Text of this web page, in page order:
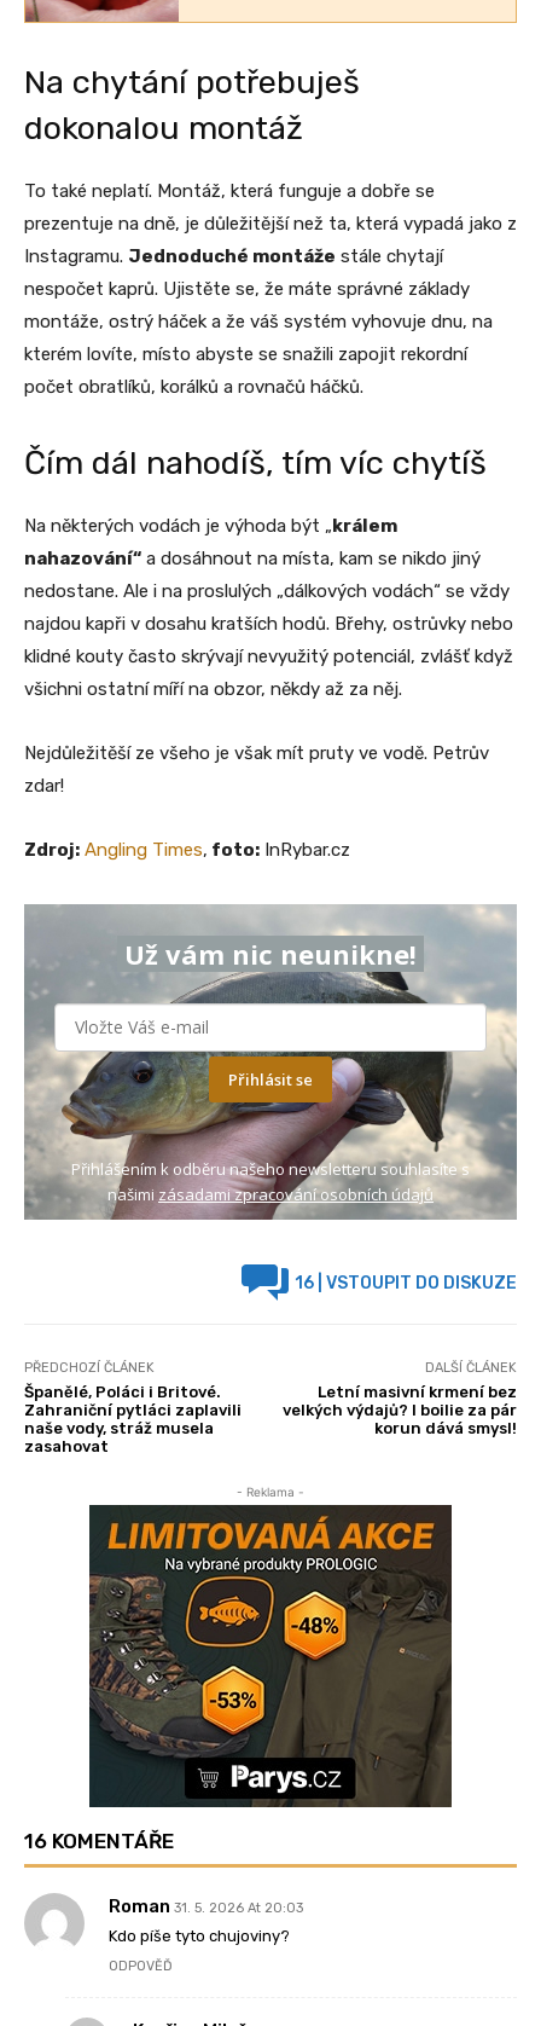
Na chytání potřebuješ
dokonalou montáž
To také neplatí. Montáž, která funguje a dobře se
prezentuje na dně, je důležitější než ta, která vypadá jako z
Instagramu. Jednoduché montáže stále chytají
nespočet kaprů. Ujistěte se, že máte správné základy
montáže, ostrý háček a že váš systém vyhovuje dnu, na
kterém lovíte, místo abyste se snažili zapojit rekordní
počet obratlíků, korálků a rovnačů háčků.
Čím dál nahodíš, tím víc chytíš
Na některých vodách je výhoda být „králem
nahazování“ a dosáhnout na místa, kam se nikdo jiný
nedostane. Ale i na proslulých „dálkových vodách“ se vždy
najdou kapři v dosahu kratších hodů. Břehy, ostrůvky nebo
klidné kouty často skrývají nevyužitý potenciál, zvlášť když
všichni ostatní míří na obzor, někdy až za něj.
Nejdůležitěší ze všeho je však mít pruty ve vodě. Petrův
zdar!
Zdroj: Angling Times, foto: InRybar.cz
Už vám nic neunikne!
Přihlásit se
Přihlášením k odběru našeho newsletteru souhlasíte s
našimi zásadami zpracování osobních údajů
16 | VSTOUPIT DO DISKUZE
PŘEDCHOZÍ ČLÁNEK
Španělé, Poláci i Britové.
Zahraniční pytláci zaplavili
naše vody, stráž musela
zasahovat
DALŠÍ ČLÁNEK
Letní masivní krmení bez
velkých výdajů? I boilie za pár
korun dává smysl!
- Reklama -
16 KOMENTÁŘE
Roman 31. 5. 2026 At 20:03
Kdo píše tyto chujoviny?
ODPOVĚĎ